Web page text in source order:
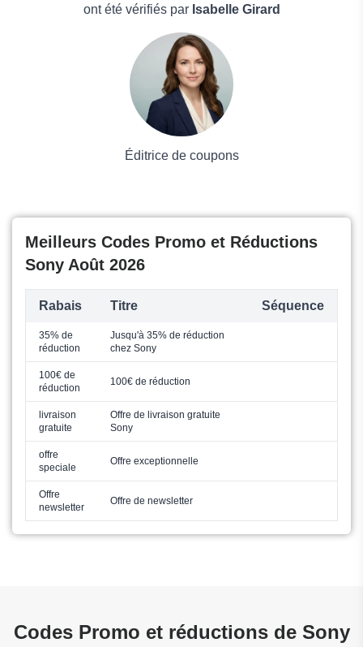
ont été vérifiés par Isabelle Girard
Éditrice de coupons
Meilleurs Codes Promo et Réductions
Sony Août 2026
Rabais Titre Séquence
35% de
réduction
Jusqu'à 35% de réduction
chez Sony
100€ de
réduction
100€ de réduction
livraison
gratuite
Offre de livraison gratuite
Sony
offre
speciale
Offre exceptionnelle
Offre
newsletter
Offre de newsletter
Codes Promo et réductions de Sony